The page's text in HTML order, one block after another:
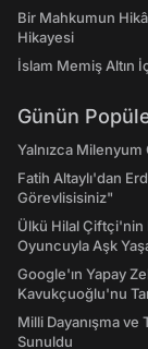
Bir Mahkumun
Hikayesi
İslam Memiş Altın
Günün
Yalnızca
Fatih Altaylı'dan
Görevlisisiniz"
Ülkü Hilal Çiftçi'nin
Oyuncuyla Aşk
Google'ın Yapay
Kavukçuoğlu'nu
Milli Dayanışma
Sunuldu